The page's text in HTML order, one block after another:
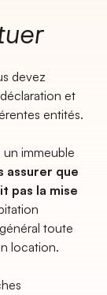
devez
et
entités.
un immeuble
assurer que
pas la mise
toute
location.